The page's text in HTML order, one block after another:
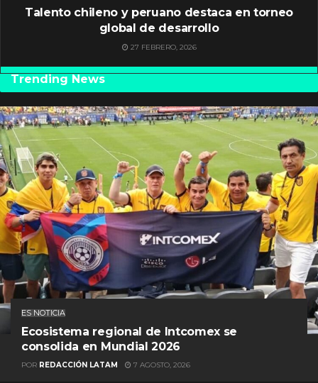
Talento chileno y peruano destaca en torneo
global de desarrollo
27 FEBRERO, 2026
Trending News
ES NOTICIA
Ecosistema regional de Intcomex se
consolida en Mundial 2026
POR REDACCIÓN LATAM 7 AGOSTO, 2026